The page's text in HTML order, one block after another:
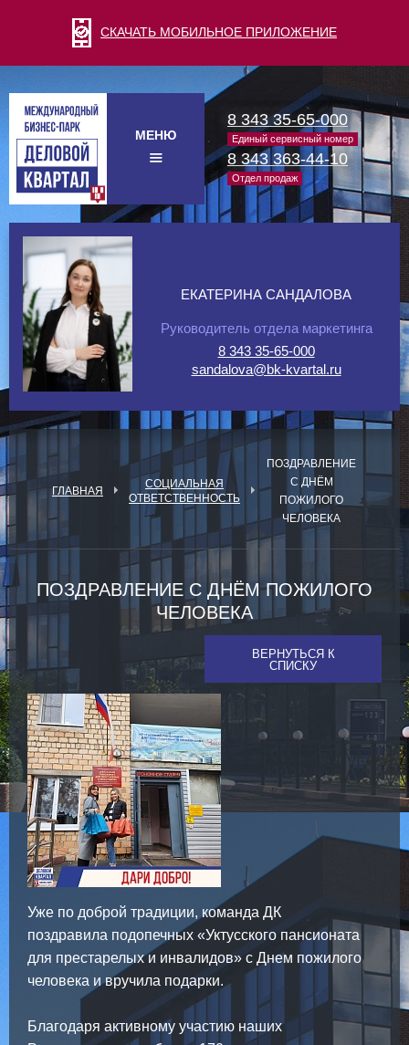
СКАЧАТЬ МОБИЛЬНОЕ ПРИЛОЖЕНИЕ
МЕНЮ
8 343 35-65-000
Единый сервисный номер
8 343 363-44-10
Отдел продаж
ЕКАТЕРИНА САНДАЛОВА
Руководитель отдела маркетинга
8 343 35-65-000
sandalova@bk-kvartal.ru
ГЛАВНАЯ
СОЦИАЛЬНАЯ
ОТВЕТСТВЕННОСТЬ
ПОЗДРАВЛЕНИЕ
С ДНЁМ
ПОЖИЛОГО
ЧЕЛОВЕКА
ПОЗДРАВЛЕНИЕ С ДНЁМ ПОЖИЛОГО
ЧЕЛОВЕКА
ВЕРНУТЬСЯ К
СПИСКУ
Уже по доброй традиции, команда ДК
поздравила подопечных «Уктусского пансионата
для престарелых и инвалидов» с Днем пожилого
человека и вручила подарки.
Благодаря активному участию наших